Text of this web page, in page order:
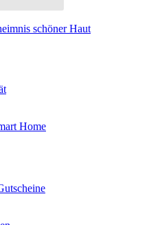
schöner Haut
Home